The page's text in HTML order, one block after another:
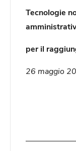
Tecnologie
per il
26 maggio